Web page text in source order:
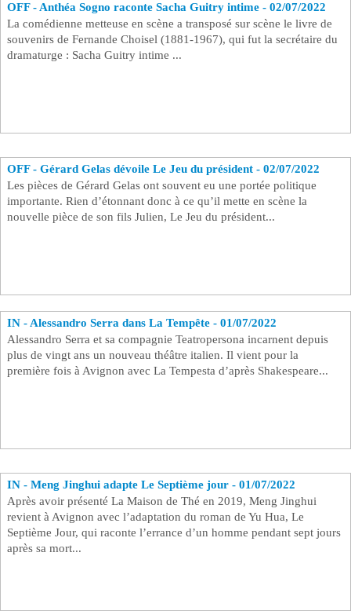
OFF - Anthéa Sogno raconte Sacha Guitry intime - 02/07/2022
La comédienne metteuse en scène a transposé sur scène le livre de
souvenirs de Fernande Choisel (1881-1967), qui fut la secrétaire du
dramaturge : Sacha Guitry intime ...
OFF - Gérard Gelas dévoile Le Jeu du président - 02/07/2022
Les pièces de Gérard Gelas ont souvent eu une portée politique
importante. Rien d’étonnant donc à ce qu’il mette en scène la
nouvelle pièce de son fils Julien, Le Jeu du président...
IN - Alessandro Serra dans La Tempête - 01/07/2022
Alessandro Serra et sa compagnie Teatropersona incarnent depuis
plus de vingt ans un nouveau théâtre italien. Il vient pour la
première fois à Avignon avec La Tempesta d’après Shakespeare...
IN - Meng Jinghui adapte Le Septième jour - 01/07/2022
Après avoir présenté La Maison de Thé en 2019, Meng Jinghui
revient à Avignon avec l’adaptation du roman de Yu Hua, Le
Septième Jour, qui raconte l’errance d’un homme pendant sept jours
après sa mort...